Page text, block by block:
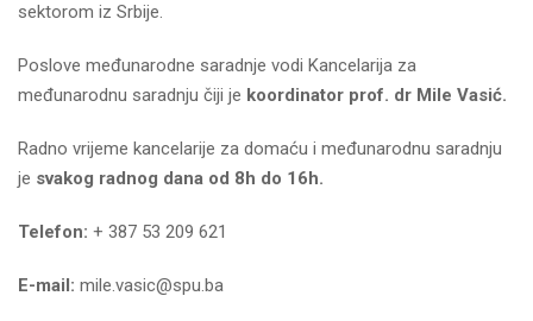
sektorom iz Srbije.
Poslove međunarodne saradnje vodi Kancelarija za
međunarodnu saradnju čiji je koordinator prof. dr Mile Vasić.
Radno vrijeme kancelarije za domaću i međunarodnu saradnju
je svakog radnog dana od 8h do 16h.
Telefon: + 387 53 209 621
E-mail: mile.vasic@spu.ba